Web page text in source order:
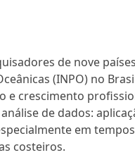
de nove
(INPO) no
e crescimento
de dados:
em
costeiros.